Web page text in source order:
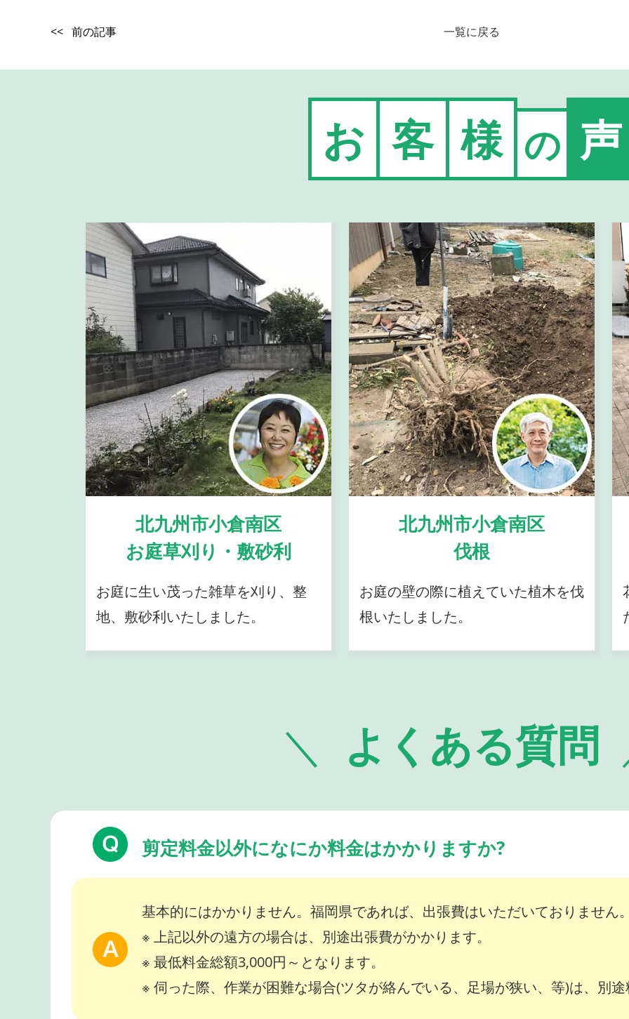
<< 前の記事 一覧に戻る
お 客 様 の 声
北九州市小倉南区
お庭草刈り・敷砂利
お庭に生い茂った雑草を刈り、整
地、敷砂利いたしました。
北九州市小倉南区
伐根
お庭の壁の際に植えていた植木を伐
根いたしました。
よくある質問
剪定料金以外になにか料金はかかりますか?
基本的にはかかりません。福岡県であれば、出張費はいただいておりません
※ 上記以外の遠方の場合は、別途出張費がかかります。
※ 最低料金総額3,000円～となります。
※ 伺った際、作業が困難な場合(ツタが絡んでいる、足場が狭い、等)は、別